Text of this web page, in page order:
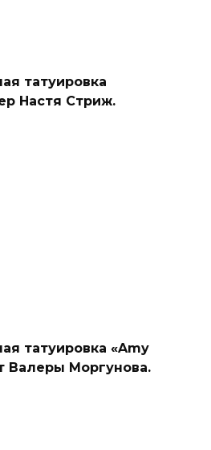
татуировка
Настя Стриж.
татуировка «Amy
Валеры Моргунова.